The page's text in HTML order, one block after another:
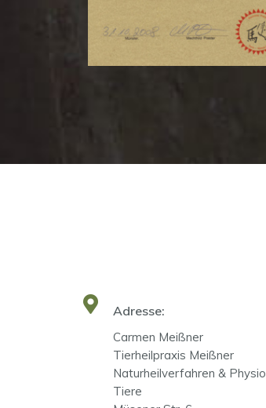
Adresse:
Carmen Meißner
Tierheilpraxis Meißner
Naturheilverfahren &
Tiere